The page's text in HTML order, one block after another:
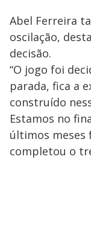
Abel Ferreira
oscilação,
decisão.
“O jogo foi
parada, fica a
construído
Estamos no
últimos meses
completou o